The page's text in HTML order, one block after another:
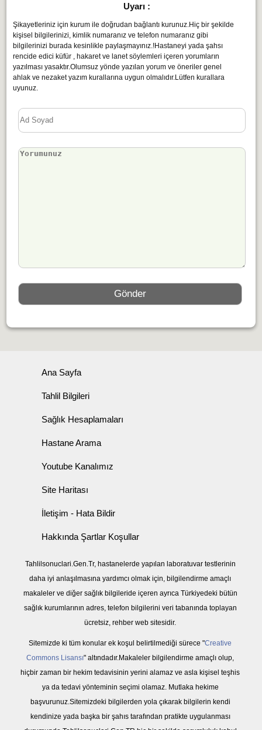
Uyarı :
Şikayetleriniz için kurum ile doğrudan bağlantı kurunuz.Hiç bir şekilde
kişisel bilgilerinizi, kimlik numaranız ve telefon numaranız gibi
bilgilerinizi burada kesinlikle paylaşmayınız.!Hastaneyi yada şahsı
rencide edici küfür , hakaret ve lanet söylemleri içeren yorumların
yazılması yasaktır.Olumsuz yönde yazılan yorum ve öneriler genel
ahlak ve nezaket yazım kurallarına uygun olmalıdır.Lütfen kurallara
uyunuz.
Ana Sayfa
Tahlil Bilgileri
Sağlık Hesaplamaları
Hastane Arama
Youtube Kanalımız
Site Haritası
İletişim - Hata Bildir
Hakkında Şartlar Koşullar
Tahlilsonuclari.Gen.Tr, hastanelerde yapılan laboratuvar testlerinin
daha iyi anlaşılmasına yardımcı olmak için, bilgilendirme amaçlı
makaleler ve diğer sağlık bilgileride içeren ayrıca Türkiyedeki bütün
sağlık kurumlarının adres, telefon bilgilerini veri tabanında toplayan
ücretsiz, rehber web sitesidir.
Sitemizde ki tüm konular ek koşul belirtilmediği sürece "Creative
Commons Lisansı" altındadır.Makaleler bilgilendirme amaçlı olup,
hiçbir zaman bir hekim tedavisinin yerini alamaz ve asla kişisel teşhis
ya da tedavi yönteminin seçimi olamaz. Mutlaka hekime
başvurunuz.Sitemizdeki bilgilerden yola çıkarak bilgilerin kendi
kendinize yada başka bir şahıs tarafından pratikte uygulanması